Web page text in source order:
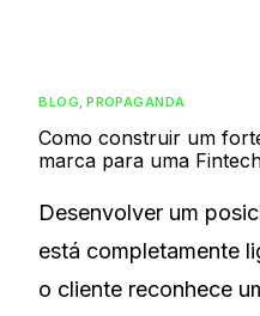
BLOG,PROPAGANDA
Como construir um
marca para uma
Desenvolver um
está completamente
o cliente reconhece